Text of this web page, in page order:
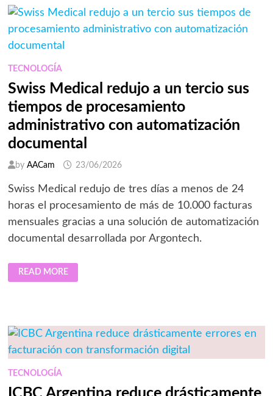
LA
FINAL
MUNDIAL
TECNOLOGÍA
Swiss Medical redujo a un tercio sus
tiempos de procesamiento
administrativo con automatización
documental
by AACam 23/06/2026
Swiss Medical redujo de tres días a menos de 24
horas el procesamiento de más de 10.000 facturas
mensuales gracias a una solución de automatización
documental desarrollada por Argontech.
SWISS
MEDICAL
REDUJO
TIEMPOS
DE
PROCESAMIENTO
ADMINISTRATIVO
CON
AUTOMATIZACIÓN
DOCUMENTAL
READ MORE
TECNOLOGÍA